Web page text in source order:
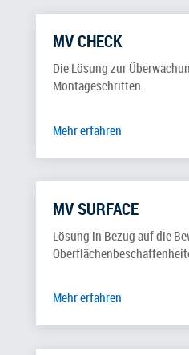
MV CHECK
Die Lösung zur
Montageschritten.
Mehr erfahren
MV SURFACE
Lösung in Bezug auf die
Mehr erfahren